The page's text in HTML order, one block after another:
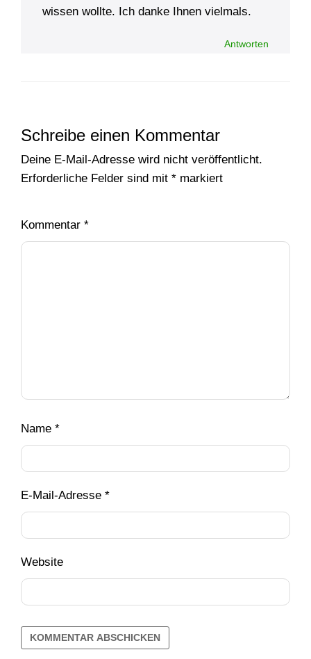
wissen wollte. Ich danke Ihnen vielmals.
Antworten
Schreibe einen Kommentar
Deine E-Mail-Adresse wird nicht veröffentlicht.
Erforderliche Felder sind mit * markiert
Kommentar *
Name *
E-Mail-Adresse *
Website